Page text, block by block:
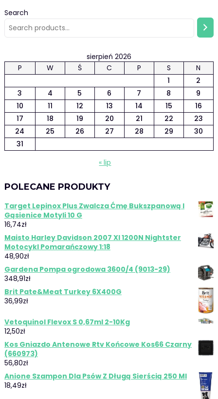
Search
sierpień 2026
P
W Ś C P S
N
1
2
3
4 5 6 7 8
9
10
11 12 13 14 15
16
17
18 19 20 21 22
23
24
25 26 27 28 29
30
31
« lip
POLECANE PRODUKTY
Target Lepinox Plus Zwalcza Ćmę Bukszpanową I
Gąsienice Motyli 10 G
16,74zł
Maisto Harley Davidson 2007 Xl 1200N Nightster
Motocykl Pomarańczowy 1:18
48,90zł
Gardena Pompa ogrodowa 3600/4 (9013-29)
348,91zł
Brit Pate&Meat Turkey 6X400G
36,99zł
Vetoquinol Flevox S 0,67ml 2-10Kg
12,50zł
Kos Gniazdo Antenowe Rtv Końcowe Kos66 Czarny
(660973)
56,80zł
Anione Szampon Dla Psów Z Długą Sierścią 250 Ml
18,49zł